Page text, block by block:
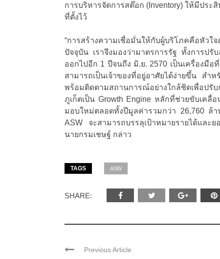
การบริหารจัดการสต๊อก (Inventory) ให้มีปร
ที่ตั้งไว้
“การสร้างความเชื่อมั่นให้กับผู้บริโภคคือหัว
ปัจจุบัน เราจึงมองว่ามาตรการรัฐ ทั้งการปรั
ออกไปอีก 1 ปีจนถึง มิ.ย. 2570 เป็นเครื่องมื
สามารถเป็นเจ้าของที่อยู่อาศัยได้ง่ายขึ้น สำ
พร้อมติดตามสถานการณ์อย่างใกล้ชิดเพื่อปรั
ภูเก็ตเป็น Growth Engine หลักที่ช่วยขับเคลื่
มอบใหม่ตลอดทั้งปีมูลค่ารวมกว่า 26,760 ล้า
ASW จะสามารถบรรลุเป้าหมายรายได้และ
นายกรมเชษฐ์ กล่าว
TAGS ASW
SHARE:
Previous Article